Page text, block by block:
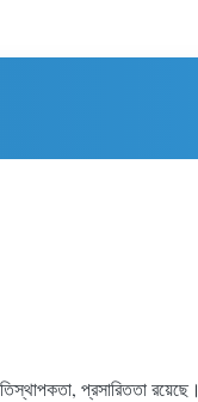
প্রসারিততা রয়েছে।